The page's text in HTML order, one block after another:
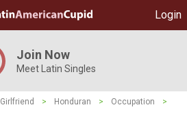
Login
Join Now
Meet Latin Singles
Girlfriend > Honduran > Occupation
>